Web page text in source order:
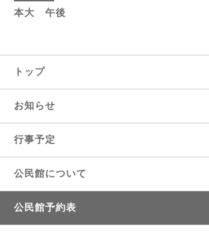
本大 午後
トップ
お知らせ
行事予定
公民館について
公民館予約表